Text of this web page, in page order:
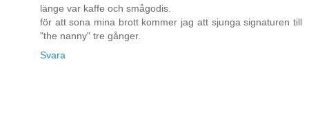
länge var kaffe och smågodis.
för att sona mina brott kommer jag att sjunga signaturen till
"the nanny" tre gånger.
Svara